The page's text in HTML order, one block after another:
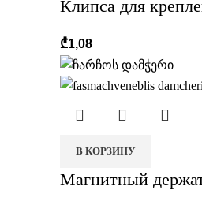
Клипса для
₾1,08
В КОРЗИНУ
Магнитный